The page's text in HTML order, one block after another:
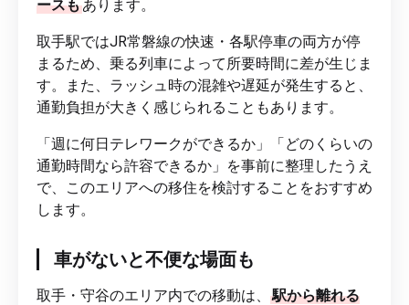
ースもあります。
取手駅ではJR常磐線の快速・各駅停車の両方が停
まるため、乗る列車によって所要時間に差が生じま
す。また、ラッシュ時の混雑や遅延が発生すると、
通勤負担が大きく感じられることもあります。
「週に何日テレワークができるか」「どのくらいの
通勤時間なら許容できるか」を事前に整理したうえ
で、このエリアへの移住を検討することをおすすめ
します。
車がないと不便な場面も
取手・守谷のエリア内での移動は、
駅から離れる